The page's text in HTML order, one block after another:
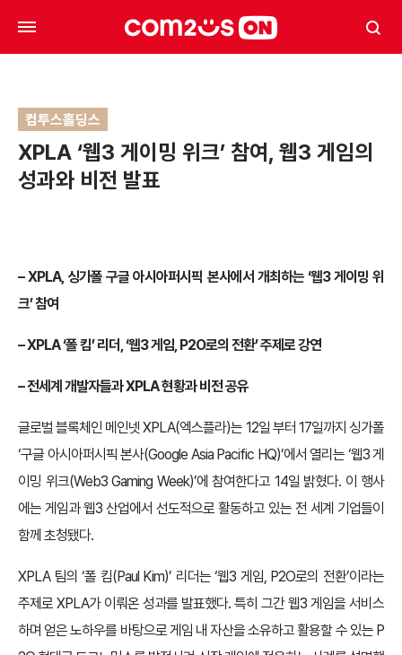
컴투스홀딩스
XPLA ‘웹3 게이밍 위크’ 참여, 웹3 게임의
성과와 비전 발표
– XPLA, 싱가폴 구글 아시아퍼시픽 본사에서 개최하는 ‘웹3 게이밍 위
크’ 참여
– XPLA‘폴 킴’ 리더, ‘웹3 게임, P2O로의 전환’ 주제로 강연
–전세계 개발자들과 XPLA 현황과 비전 공유
글로벌 블록체인 메인넷 XPLA(엑스플라)는 12일 부터 17일까지 싱가폴
‘구글 아시아퍼시픽 본사(Google Asia Pacific HQ)’에서 열리는 ‘웹3 게
이밍 위크(Web3 Gaming Week)’에 참여한다고 14일 밝혔다. 이 행사
에는 게임과 웹3 산업에서 선도적으로 활동하고 있는 전 세계 기업들이
함께 초청됐다.
XPLA 팀의 ‘폴 킴(Paul Kim)’ 리더는 ‘웹3 게임, P2O로의 전환’이라는
주제로 XPLA가 이뤄온 성과를 발표했다. 특히 그간 웹3 게임을 서비스
하며 얻은 노하우를 바탕으로 게임 내 자산을 소유하고 활용할 수 있는 P